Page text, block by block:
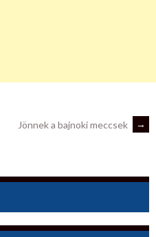
Jönnek a bajnoki meccsek →